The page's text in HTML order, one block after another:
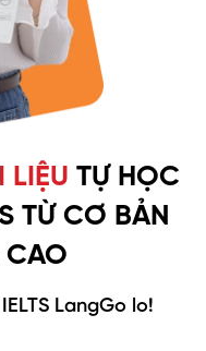
LIỆU TỰ HỌC
TỪ CƠ BẢN
LangGo lo!